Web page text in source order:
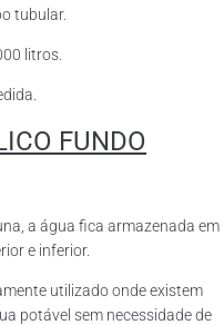
tubular.
litros.
FUNDO
a água fica armazenada em
e inferior.
utilizado onde existem
potável sem necessidade de